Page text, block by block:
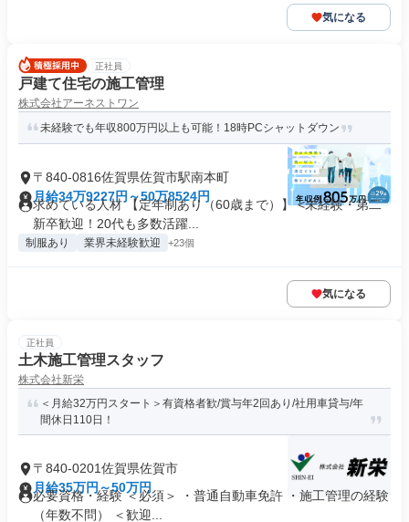
気になる
正社員
戸建て住宅の施工管理
株式会社アーネストワン
未経験でも年収800万円以上も可能！18時PCシャットダウン
〒840-0816佐賀県佐賀市駅南本町
月給34万9227円～50万8524円
求めている人材 【定年制あり（60歳まで）】 <未経験・第二
新卒歓迎！20代も多数活躍...
制服あり 業界未経験歓迎 +23個
気になる
正社員
土木施工管理スタッフ
株式会社新栄
＜月給32万円スタート＞有資格者歓/賞与年2回あり/社用車貸与/年
間休日110日！
〒840-0201佐賀県佐賀市
月給35万円～50万円
必要資格・経験 ＜必須＞ ・普通自動車免許 ・施工管理の経験
（年数不問） ＜歓迎...